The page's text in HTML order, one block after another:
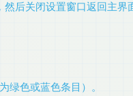
然后关闭设置窗口返回主界
绿色或蓝色条目）。